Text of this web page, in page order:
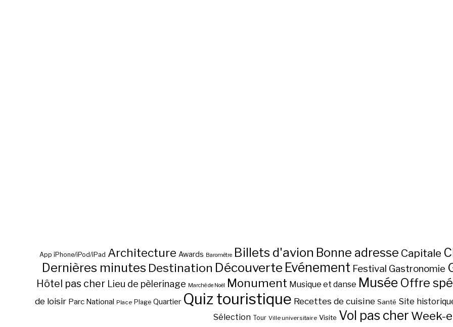
App iPhone/iPod/iPad Architecture Awards Baromètre Billets d'avion Bonne adresse Capitale
Dernières minutes Destination Découverte Evénement Festival Gastronomie
Hôtel pas cher Lieu de pèlerinage Marché de Noël Monument Musique et danse Musée Offre
de loisir Parc National Place Plage Quartier Quiz touristique Recettes de cuisine Santé Site
Sélection Tour Ville universitaire Visite Vol pas cher Week-